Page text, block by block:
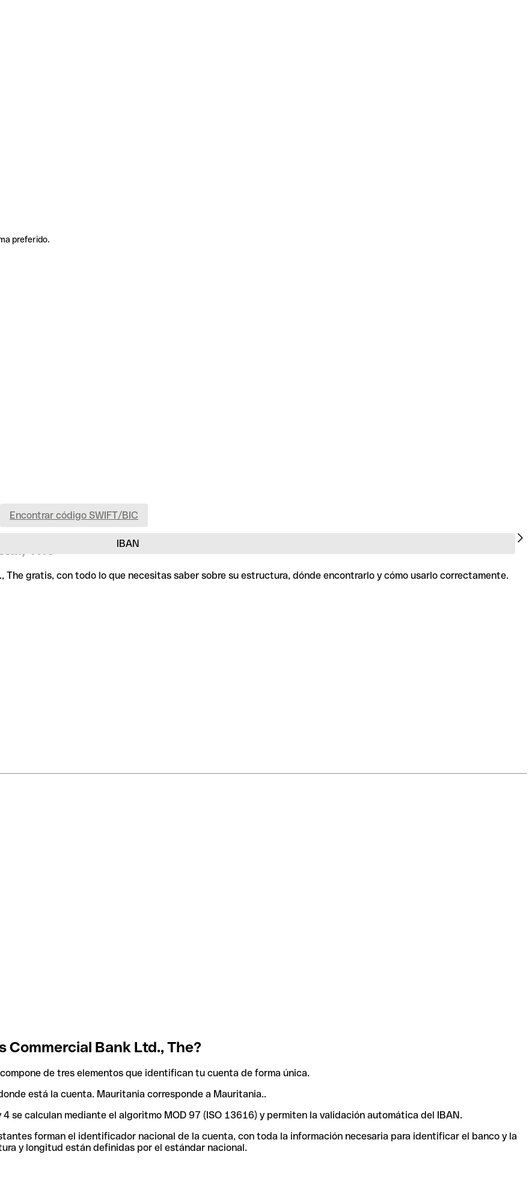
preferido.
IBAN
Encontrar código SWIFT/BIC
The
gratis, con todo lo que necesitas saber sobre su estructura, dónde encontrarlo y cómo usarlo correctamente.
Commercial Bank Ltd., The?
de tres elementos que identifican tu cuenta de forma única.
está la cuenta. Mauritania corresponde a Mauritania..
se calculan mediante el algoritmo MOD 97 (ISO 13616) y permiten la validación automática del IBAN.
forman el identificador nacional de la cuenta, con toda la información necesaria para identificar el banco y la
y longitud están definidas por el estándar nacional.